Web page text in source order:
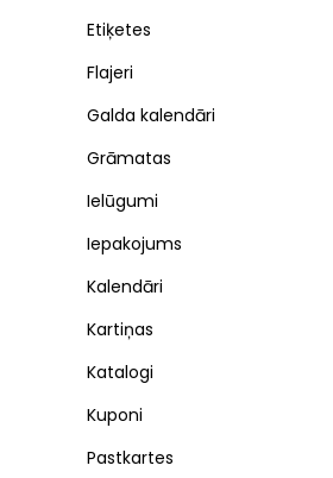
Etiķetes
Flajeri
Galda kalendāri
Grāmatas
Ielūgumi
Iepakojums
Kalendāri
Kartiņas
Katalogi
Kuponi
Pastkartes